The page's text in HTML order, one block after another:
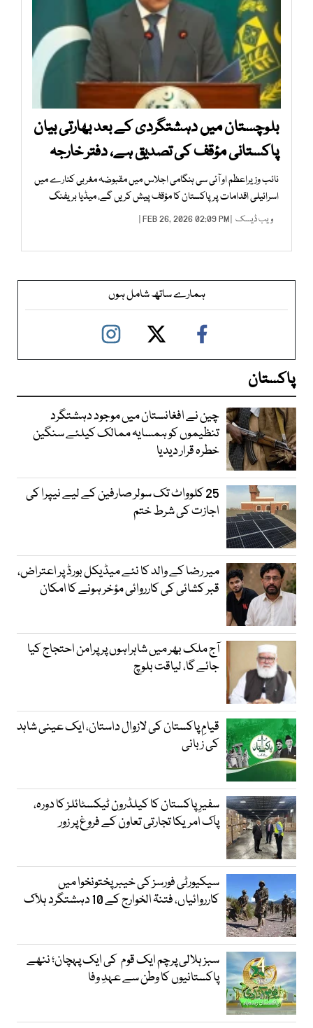
بلوچستان میں دہشتگردی کے بعد بھارتی بیان
پاکستانی مؤقف کی تصدیق ہے، دفتر خارجہ
نائب وزیراعظم او آئی سی ہنگامی اجلاس میں مقبوضہ مغربی کنارے میں
اسرائیلی اقدامات پر پاکستان کا مؤقف پیش کریں گے، میڈیا بریفنگ
ویب ڈیسک | FEB 26, 2026 02:09 PM |
ہمارے ساتھ شامل ہوں
پاکستان
چین نے افغانستان میں موجود دہشتگرد
تنظیموں کو ہمسایہ ممالک کیلئے سنگین
خطرہ قرار دیدیا
25 کلوواٹ تک سولر صارفین کے لیے نیپرا کی
اجازت کی شرط ختم
میر رضا کے والد کا نئے میڈیکل بورڈ پر اعتراض،
قبر کشائی کی کارروائی مؤخر ہونے کا امکان
آج ملک بھر میں شاہراہوں پر پرامن احتجاج کیا
جائے گا، لیاقت بلوچ
قیامِ پاکستان کی لازوال داستان، ایک عینی شاہد
کی زبانی
سفیرِ پاکستان کا کیلڈرون ٹیکسٹائلز کا دورہ،
پاک امریکا تجارتی تعاون کے فروغ پر زور
سیکیورٹی فورسز کی خیبر پختونخوا میں
کارروائیاں، فتنۃ الخوارج کے 10 دہشتگرد ہلاک
سبز ہلالی پرچم ایک قوم کی ایک پہچان؛ ننھے
پاکستانیوں کا وطن سے عہدِ وفا